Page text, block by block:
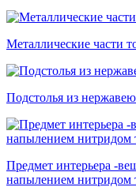
Металлические части
Подстолья из
Предмет интерьера -
напылением нитридом